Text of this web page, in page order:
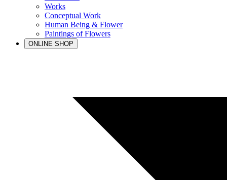
Works
Conceptual Work
Human Being & Flower
Paintings of Flowers
ONLINE SHOP